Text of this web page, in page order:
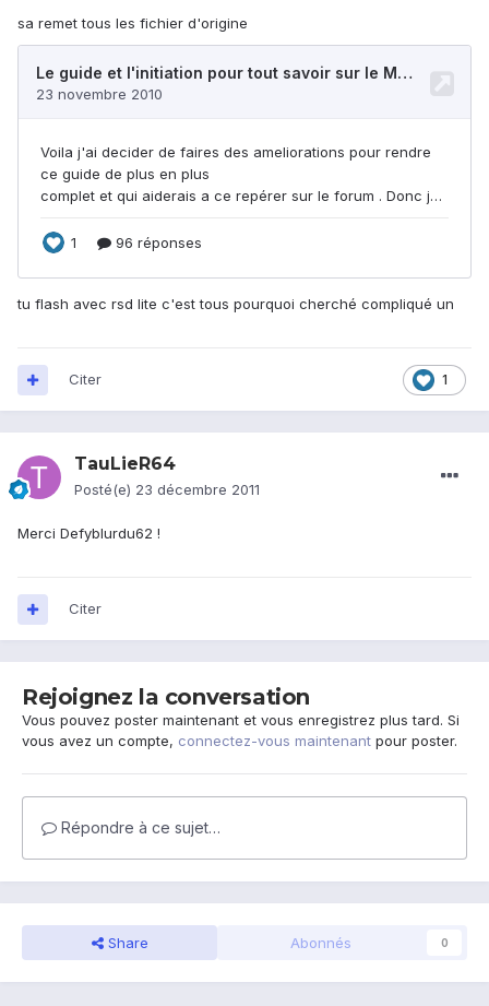
sa remet tous les fichier d'origine
tu flash avec rsd lite c'est tous pourquoi cherché compliqué un
1
Citer
TauLieR64
Posté(e) 23 décembre 2011
Merci Defyblurdu62 !
Citer
Rejoignez la conversation
Vous pouvez poster maintenant et vous enregistrez plus tard. Si
vous avez un compte, connectez-vous maintenant pour poster.
Répondre à ce sujet…
Share Abonnés 0